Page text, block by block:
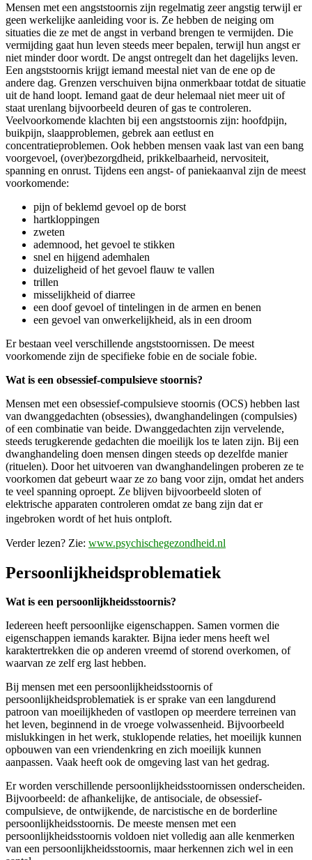
Mensen met een angststoornis zijn regelmatig zeer angstig terwijl er
geen werkelijke aanleiding voor is. Ze hebben de neiging om
situaties die ze met de angst in verband brengen te vermijden. Die
vermijding gaat hun leven steeds meer bepalen, terwijl hun angst er
niet minder door wordt. De angst ontregelt dan het dagelijks leven.
Een angststoornis krijgt iemand meestal niet van de ene op de
andere dag. Grenzen verschuiven bijna onmerkbaar totdat de situatie
uit de hand loopt. Iemand gaat de deur helemaal niet meer uit of
staat urenlang bijvoorbeeld deuren of gas te controleren.
Veelvoorkomende klachten bij een angststoornis zijn: hoofdpijn,
buikpijn, slaapproblemen, gebrek aan eetlust en
concentratieproblemen. Ook hebben mensen vaak last van een bang
voorgevoel, (over)bezorgdheid, prikkelbaarheid, nervositeit,
spanning en onrust. Tijdens een angst- of paniekaanval zijn de meest
voorkomende:
pijn of beklemd gevoel op de borst
hartkloppingen
zweten
ademnood, het gevoel te stikken
snel en hijgend ademhalen
duizeligheid of het gevoel flauw te vallen
trillen
misselijkheid of diarree
een doof gevoel of tintelingen in de armen en benen
een gevoel van onwerkelijkheid, als in een droom
Er bestaan veel verschillende angststoornissen. De meest
voorkomende zijn de specifieke fobie en de sociale fobie.
Wat is een obsessief-compulsieve stoornis?
Mensen met een obsessief-compulsieve stoornis (OCS) hebben last
van dwanggedachten (obsessies), dwanghandelingen (compulsies)
of een combinatie van beide. Dwanggedachten zijn vervelende,
steeds terugkerende gedachten die moeilijk los te laten zijn. Bij een
dwanghandeling doen mensen dingen steeds op dezelfde manier
(rituelen). Door het uitvoeren van dwanghandelingen proberen ze te
voorkomen dat gebeurt waar ze zo bang voor zijn, omdat het anders
te veel spanning oproept. Ze blijven bijvoorbeeld sloten of
elektrische apparaten controleren omdat ze bang zijn dat er
ingebroken wordt of het huis ontploft.
Verder lezen? Zie: www.psychischegezondheid.nl
Persoonlijkheidsproblematiek
Wat is een persoonlijkheidsstoornis?
Iedereen heeft persoonlijke eigenschappen. Samen vormen die
eigenschappen iemands karakter. Bijna ieder mens heeft wel
karaktertrekken die op anderen vreemd of storend overkomen, of
waarvan ze zelf erg last hebben.
Bij mensen met een persoonlijkheidsstoornis of
persoonlijkheidsproblematiek is er sprake van een langdurend
patroon van moeilijkheden of vastlopen op meerdere terreinen van
het leven, beginnend in de vroege volwassenheid. Bijvoorbeeld
mislukkingen in het werk, stuklopende relaties, het moeilijk kunnen
opbouwen van een vriendenkring en zich moeilijk kunnen
aanpassen. Vaak heeft ook de omgeving last van het gedrag.
Er worden verschillende persoonlijkheidsstoornissen onderscheiden.
Bijvoorbeeld: de afhankelijke, de antisociale, de obsessief-
compulsieve, de ontwijkende, de narcistische en de borderline
persoonlijkheidsstoornis. De meeste mensen met een
persoonlijkheidsstoornis voldoen niet volledig aan alle kenmerken
van een persoonlijkheidsstoornis, maar herkennen zich wel in een